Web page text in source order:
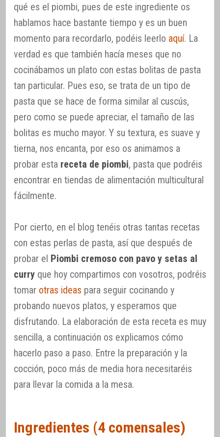
qué es el piombi, pues de este ingrediente os
hablamos hace bastante tiempo y es un buen
momento para recordarlo, podéis leerlo aquí. La
verdad es que también hacía meses que no
cocinábamos un plato con estas bolitas de pasta
tan particular. Pues eso, se trata de un tipo de
pasta que se hace de forma similar al cuscús,
pero como se puede apreciar, el tamaño de las
bolitas es mucho mayor. Y su textura, es suave y
tierna, nos encanta, por eso os animamos a
probar esta receta de piombi, pasta que podréis
encontrar en tiendas de alimentación multicultural
fácilmente.
Por cierto, en el blog tenéis otras tantas recetas
con estas perlas de pasta, así que después de
probar el Piombi cremoso con pavo y setas al
curry que hoy compartimos con vosotros, podréis
tomar otras ideas para seguir cocinando y
probando nuevos platos, y esperamos que
disfrutando. La elaboración de esta receta es muy
sencilla, a continuación os explicamos cómo
hacerlo paso a paso. Entre la preparación y la
cocción, poco más de media hora necesitaréis
para llevar la comida a la mesa.
Ingredientes (4 comensales)